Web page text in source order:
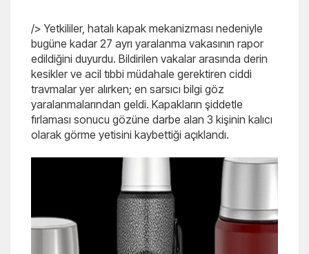
/> Yetkililer, hatalı kapak mekanizması nedeniyle
bugüne kadar 27 ayrı yaralanma vakasının rapor
edildiğini duyurdu. Bildirilen vakalar arasında derin
kesikler ve acil tıbbi müdahale gerektiren ciddi
travmalar yer alırken; en sarsıcı bilgi göz
yaralanmalarından geldi. Kapakların şiddetle
fırlaması sonucu gözüne darbe alan 3 kişinin kalıcı
olarak görme yetisini kaybettiği açıklandı.